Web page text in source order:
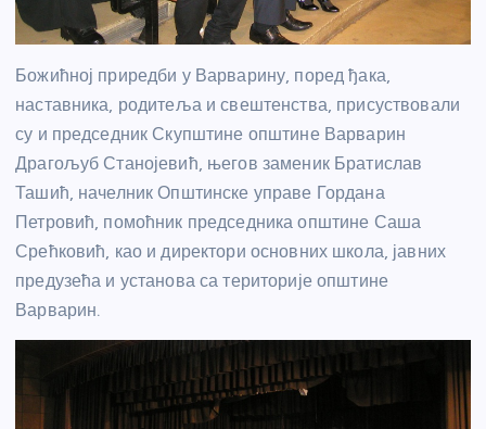
Божићној приредби у Варварину, поред ђака,
наставника, родитеља и свештенства, присуствовали
су и председник Скупштине општине Варварин
Драгољуб Станојевић, његов заменик Братислав
Ташић, начелник Општинске управе Гордана
Петровић, помоћник председника општине Саша
Срећковић, као и директори основних школа, јавних
предузећа и установа са територије општине
Варварин.